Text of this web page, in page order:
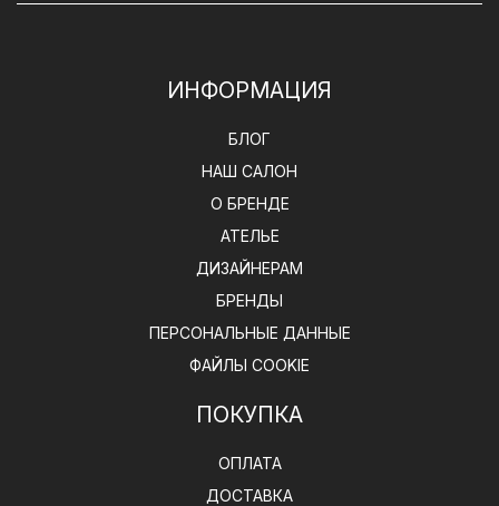
ИНФОРМАЦИЯ
БЛОГ
НАШ САЛОН
О БРЕНДЕ
АТЕЛЬЕ
ДИЗАЙНЕРАМ
БРЕНДЫ
ПЕРСОНАЛЬНЫЕ ДАННЫЕ
ФАЙЛЫ COOKIE
ПОКУПКА
ОПЛАТА
ДОСТАВКА